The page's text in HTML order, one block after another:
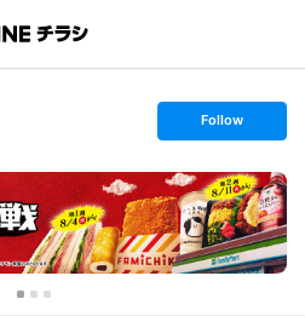
s
t
o
l
l
o
w
Follow